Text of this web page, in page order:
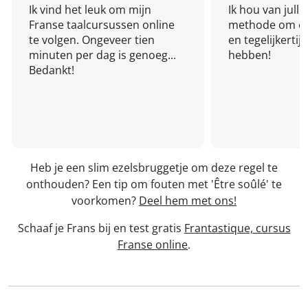
Ik vind het leuk om mijn
Franse taalcursussen online
te volgen. Ongeveer tien
minuten per dag is genoeg...
Bedankt!
Ik hou van
methode om
en
hebben!
Heb je een slim ezelsbruggetje om deze regel te
onthouden? Een tip om fouten met 'Être soûlé' te
voorkomen? Deel hem met ons!
Schaaf je Frans bij en test gratis Frantastique, cursus
Franse online.